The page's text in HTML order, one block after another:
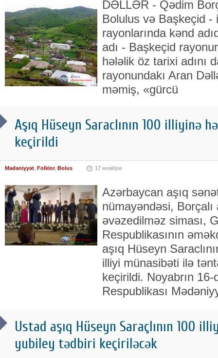
DƏLLƏR - Qədim
Bolulus və Başkeçid -
rayonlarında kənd
adı - Baş­keçid
hələlik öz tarixi adını
rayonundakı Aran
məmiş, «gür­cü
Aşıq Hüseyn Saraclının 100 illiyinə
keçirildi
Mədəniyyət, Folklor, Bolus 17 ноября
Azərbaycan aşıq
nümayəndəsi, Borçalı
əvəzedilməz siması,
Respublikasının
aşıq Hüseyn
illiyi münasibəti ilə
keçirildi. Noyabrın
Respublikası
Ustad aşıq Hüseyn Saraçlının 100
yubiley tədbiri keçiriləcək